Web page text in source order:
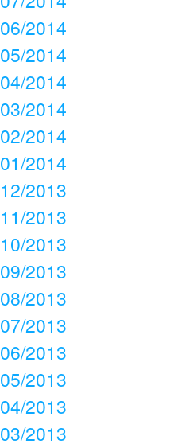
06/2014
05/2014
04/2014
03/2014
02/2014
01/2014
12/2013
11/2013
10/2013
09/2013
08/2013
07/2013
06/2013
05/2013
04/2013
03/2013